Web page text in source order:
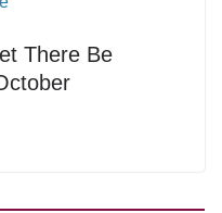
There Be